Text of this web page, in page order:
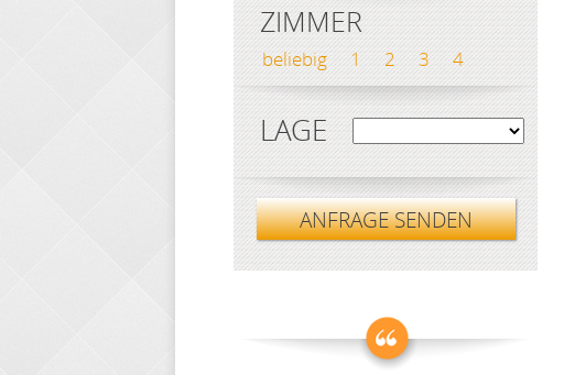
ZIMMER
beliebig 1 2 3 4
LAGE
ANFRAGE SENDEN